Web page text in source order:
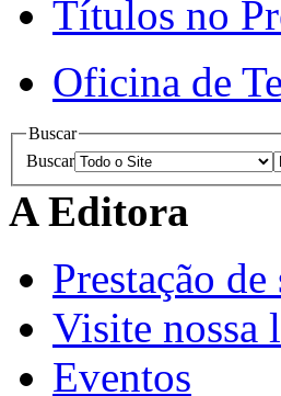
Títulos no
Oficina de
Buscar
Buscar
A Editora
Prestação
Visite nossa
Eventos